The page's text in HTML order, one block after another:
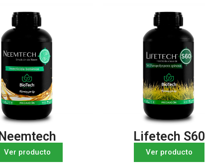
Neemtech
Ver producto
Lifetech S60
Ver producto